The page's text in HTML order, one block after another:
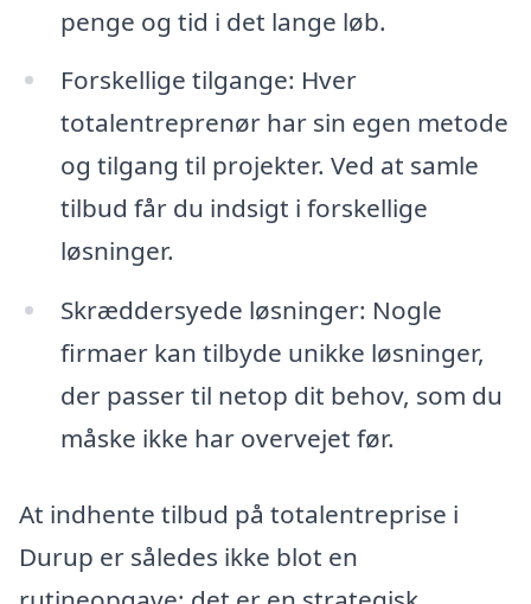
penge og tid i det lange løb.
Forskellige tilgange: Hver
totalentreprenør har sin egen metode
og tilgang til projekter. Ved at samle
tilbud får du indsigt i forskellige
løsninger.
Skræddersyede løsninger: Nogle
firmaer kan tilbyde unikke løsninger,
der passer til netop dit behov, som du
måske ikke har overvejet før.
At indhente tilbud på totalentreprise i
Durup er således ikke blot en